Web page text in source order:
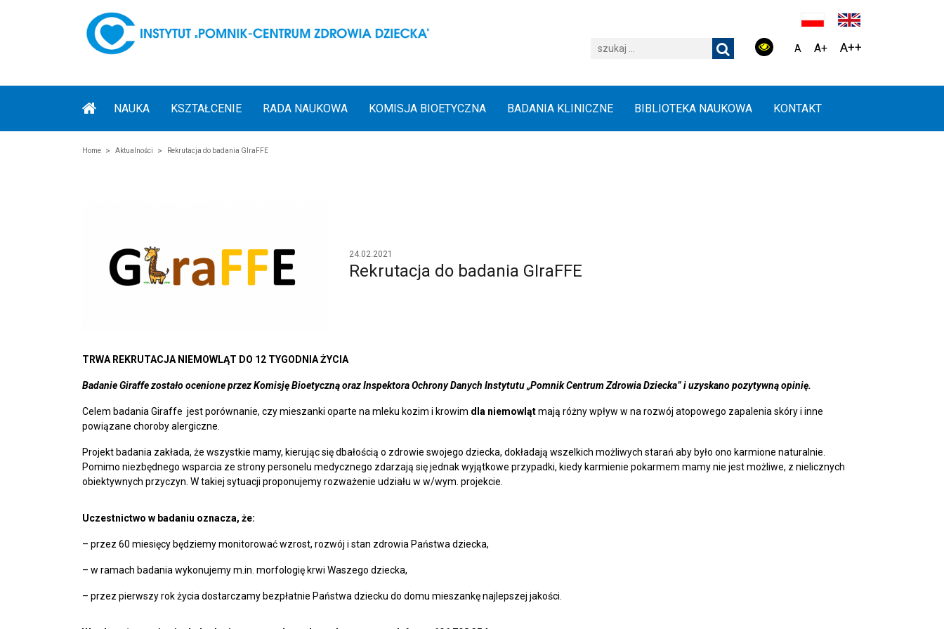
A A+ A++
NAUKA KSZTAŁCENIE RADA NAUKOWA KOMISJA BIOETYCZNA BADANIA KLINICZNE BIBLIOTEKA NAUKOWA KONTAKT
Home Aktualności Rekrutacja do badania GIraFFE
24.02.2021
Rekrutacja do badania GIraFFE
TRWA REKRUTACJA NIEMOWLĄT DO 12 TYGODNIA ŻYCIA
Badanie Giraffe zostało ocenione przez Komisję Bioetyczną oraz Inspektora Ochrony Danych Instytutu „Pomnik Centrum Zdrowia Dziecka” i uzyskano pozytywną opinię.
Celem badania Giraffe jest porównanie, czy mieszanki oparte na mleku kozim i krowim dla niemowlątmają różny wpływ w na rozwój atopowego zapalenia skóry i inne
powiązane choroby alergiczne.
Projekt badania zakłada, że wszystkie mamy, kierując się dbałością o zdrowie swojego dziecka, dokładają wszelkich możliwych starań aby było ono karmione naturalnie.
Pomimo niezbędnego wsparcia ze strony personelu medycznego zdarzają się jednak wyjątkowe przypadki, kiedy karmienie pokarmem mamy nie jest możliwe, z nielicznych
obiektywnych przyczyn. W takiej sytuacji proponujemy rozważenie udziału w w/wym. projekcie.
Uczestnictwo w badaniu oznacza, że:
– przez 60 miesięcy będziemy monitorować wzrost, rozwój i stan zdrowia Państwa dziecka,
– w ramach badania wykonujemy m.in. morfologię krwi Waszego dziecka,
– przez pierwszy rok życia dostarczamy bezpłatnie Państwa dziecku do domu mieszankę najlepszej jakości.